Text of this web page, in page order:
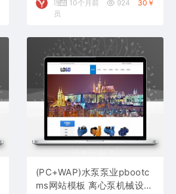
理
员
10个月前 924 30￥
(PC+WAP)水泵泵业pbootc
ms网站模板 离心泵机械设备